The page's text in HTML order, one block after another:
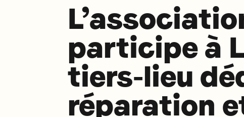
participe à
tiers-lieu
réparation